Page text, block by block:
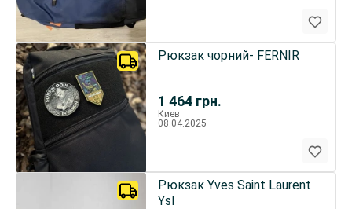
1 464 грн.
Рюкзак чорний- FERNIR
Киев
08.04.2025
Рюкзак Yves Saint Laurent
Ysl